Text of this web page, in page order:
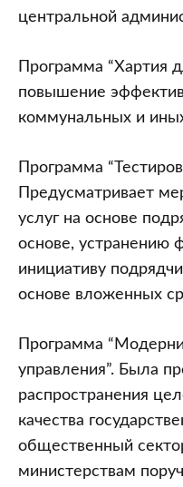
центральной
Программа “Хартия
повышение
коммунальных и
Программа
Предусматривает
услуг на основе
основе, устранению
инициативу
основе вложенных
Программа
управления”. Была
распространения
качества
общественный
министерствам